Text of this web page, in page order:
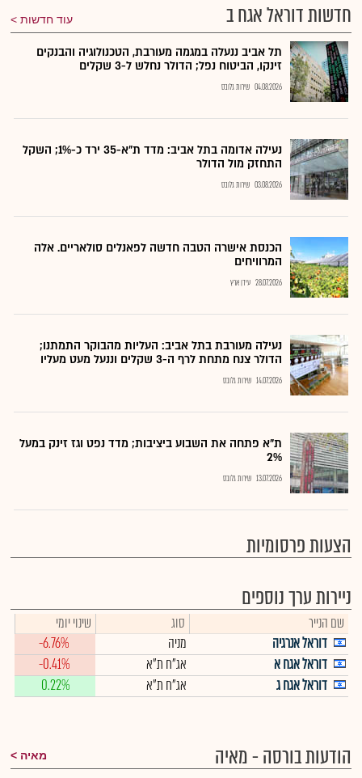
חדשות דוראל אגח ב עוד חדשות
תל אביב ננעלה במגמה מעורבת, הטכנולוגיה והבנקים
זינקו, הביטוח נפל; הדולר נחלש ל-3 שקלים
04.08.2026 שירות גלובס
נעילה אדומה בתל אביב: מדד ת"א-35 ירד כ-1%; השקל
התחזק מול הדולר
03.08.2026 שירות גלובס
הכנסת אישרה הטבה חדשה לפאנלים סולאריים. אלה
המרוויחים
28.07.2026 עידן ארץ
נעילה מעורבת בתל אביב: העליות מהבוקר התמתנו;
הדולר צנח מתחת לרף ה-3 שקלים וננעל מעט מעליו
14.07.2026 שירות גלובס
ת"א פתחה את השבוע ביציבות; מדד נפט וגז זינק במעל
2%
13.07.2026 שירות גלובס
הצעות פרסומיות
ניירות ערך נוספים
שם הנייר סוג
שינוי יומי
דוראל אנרגיה
מניה
-6.76%
דוראל אגח א
אג"ח ת"א
-0.41%
דוראל אגח ג
אג"ח ת"א 0.22%
הודעות בורסה - מאיה מאיה